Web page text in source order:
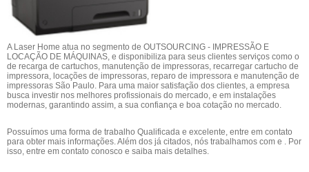
A Laser Home atua no segmento de OUTSOURCING - IMPRESSÃO E
LOCAÇÃO DE MÁQUINAS, e disponibiliza para seus clientes serviços como o
de recarga de cartuchos, manutenção de impressoras, recarregar cartucho de
impressora, locações de impressoras, reparo de impressora e manutenção de
impressoras São Paulo. Para uma maior satisfação dos clientes, a empresa
busca investir nos melhores profissionais do mercado, e em instalações
modernas, garantindo assim, a sua confiança e boa cotação no mercado.
Possuímos uma forma de trabalho Qualificada e excelente, entre em contato
para obter mais informações. Além dos já citados, nós trabalhamos com e . Por
isso, entre em contato conosco e saiba mais detalhes.